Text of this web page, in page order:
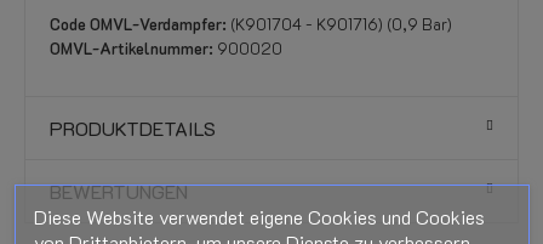
Code OMVL-Verdampfer: (K901704 - K901716) (0,9 Bar)
OMVL-Artikelnummer: 900020
PRODUKTDETAILS
BEWERTUNGEN
Diese Website verwendet eigene Cookies und Cookies